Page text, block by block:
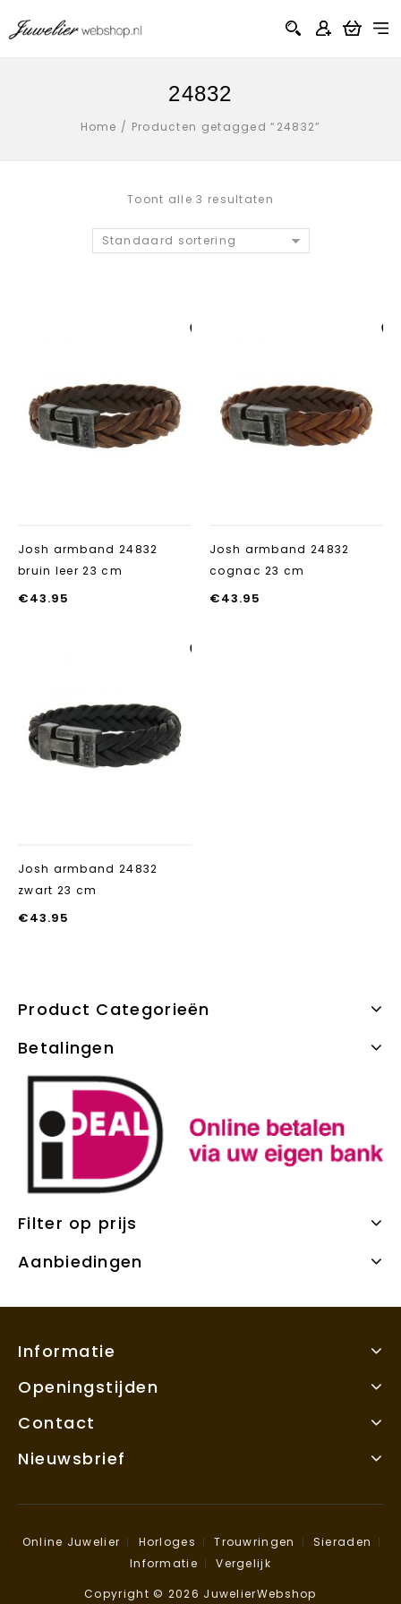
24832
Home / Producten getagged “24832”
Toont alle 3 resultaten
Standaard sortering
Josh armband 24832
bruin leer 23 cm
€43.95
Josh armband 24832
cognac 23 cm
€43.95
Josh armband 24832
zwart 23 cm
€43.95
Product Categorieën
Betalingen
Filter op prijs
Aanbiedingen
Informatie
Openingstijden
Contact
Nieuwsbrief
Online Juwelier Horloges Trouwringen
Sieraden
Informatie
Vergelijk
Copyright © 2026 JuwelierWebshop